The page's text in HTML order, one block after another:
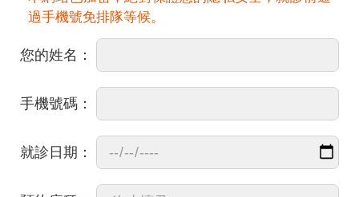
過手機號免排隊等候。
您的姓名：
手機號碼：
就診日期：